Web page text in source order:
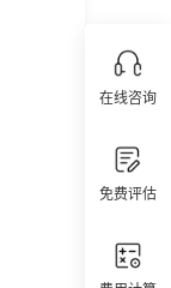
在线咨询
免费评估